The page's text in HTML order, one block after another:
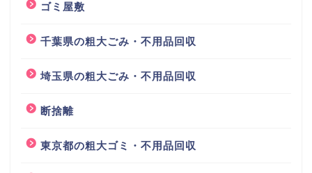
ゴミ屋敷
千葉県の粗大ごみ・不用品回収
埼玉県の粗大ごみ・不用品回収
断捨離
東京都の粗大ゴミ・不用品回収